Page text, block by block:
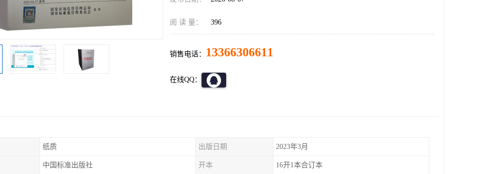
阅 读 量： 396
销售电话： 13366306611
在线QQ：
纸质 出版日期 2023年3月
中国标准出版社 开本 16开1本合订本